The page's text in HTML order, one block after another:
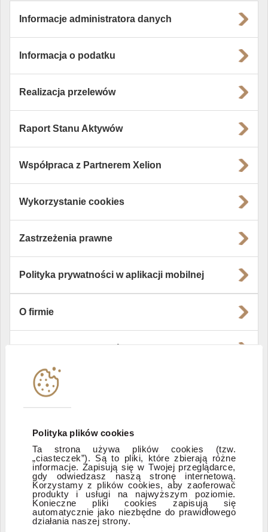
Polityka plików cookies
Ta strona używa plików cookies (tzw.
„ciasteczek”). Są to pliki, które zbierają różne
informacje. Zapisują się w Twojej przeglądarce,
gdy odwiedzasz naszą stronę internetową.
Korzystamy z plików cookies, aby zaoferować
produkty i usługi na najwyższym poziomie.
Konieczne pliki cookies zapisują się
automatycznie jako niezbędne do prawidłowego
działania naszej strony.
Informacje administratora danych
Informacja o podatku
Realizacja przelewów
Raport Stanu Aktywów
Współpraca z Partnerem Xelion
Wykorzystanie cookies
Zastrzeżenia prawne
Polityka prywatności w aplikacji mobilnej
O firmie
Instytucje współpracujące
Zastrzeżenia prawne
ESG